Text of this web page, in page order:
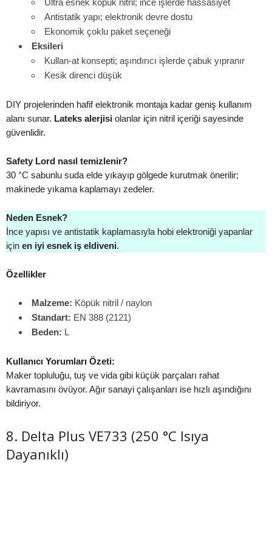
Antistatik yapı; elektronik devre dostu
Ekonomik çoklu paket seçeneği
Eksileri
Kullan-at konsepti; aşındırıcı işlerde çabuk yıpranır
Kesik direnci düşük
DIY projelerinden hafif elektronik montaja kadar geniş kullanım
alanı sunar. Lateks alerjisi olanlar için nitril içeriği sayesinde
güvenlidir.
Safety Lord nasıl temizlenir?
30 °C sabunlu suda elde yıkayıp gölgede kurutmak önerilir;
makinede yıkama kaplamayı zedeler.
Neden Esnek?
İnce yapısı ve antistatik kaplamasıyla hobi elektroniği yapanlar
için en iyi esnek iş eldiveni.
Özellikler
Malzeme: Köpük nitril / naylon
Standart: EN 388 (2121)
Beden: L
Kullanıcı Yorumları Özeti:
Maker topluluğu, tuş ve vida gibi küçük parçaları rahat
kavramasını övüyor. Ağır sanayi çalışanları ise hızlı aşındığını
bildiriyor.
8. Delta Plus VE733 (250 °C Isıya
Dayanıklı)